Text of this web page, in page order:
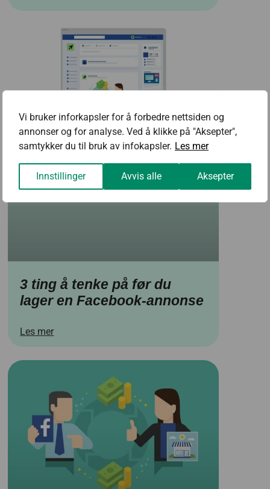
Vi bruker inforkapsler for å forbedre nettsiden og
annonser og for analyse. Ved å klikke på "Aksepter",
samtykker du til bruk av infokapsler. Les mer
Innstillinger Avvis alle Aksepter
3 ting å tenke på før du
lager en Facebook-annonse
Les mer